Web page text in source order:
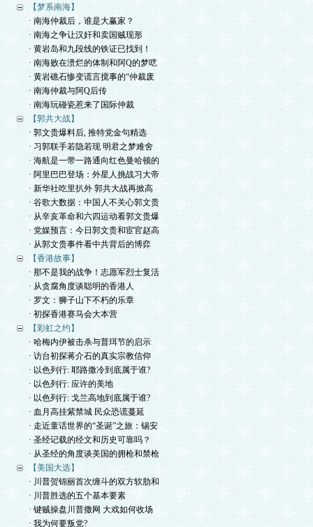
【梦系南海】
· 南海仲裁后，谁是大赢家？
· 南海之争让汉奸和卖国贼现形
· 黄岩岛和九段线的铁证已找到！
· 南海败在溃烂的体制和阿Q的梦呓
· 黄岩礁石惨变谎言搅事的“仲裁废
· 南海仲裁与阿Q后传
· 南海玩碰瓷惹来了国际仲裁
【郭共大战】
· 郭文贵爆料后, 推特党金句精选
· 习郭联手若隐若现 明君之梦难舍
· 海航是一带一路通向红色曼哈顿的
· 阿里巴巴登场：外星人挑战习大帝
· 新华社吃里扒外 郭共大战再掀高
· 谷歌大数据：中国人不关心郭文贵
· 从辛亥革命和六四运动看郭文贵爆
· 党媒预言：今日郭文贵和宦官赵高
· 从郭文贵事件看中共背后的博弈
【香港故事】
· 那不是我的战争！志愿军烈士复活
· 从贪腐角度谈聪明的香港人
· 罗文：狮子山下不朽的乐章
· 初探香港赛马会大本营
【彩虹之约】
· 哈梅内伊被击杀与普珥节的启示
· 访台初探蒋介石的真实宗教信仰
· 以色列行: 耶路撒冷到底属于谁?
· 以色列行: 应许的美地
· 以色列行: 戈兰高地到底属于谁?
· 血月高挂紫禁城 民众恐谎蔓延
· 走近童话世界的“圣诞”之旅：锡安
· 圣经记载的经文和历史可靠吗？
· 从圣经的角度谈美国的拥枪和禁枪
【美国大选】
· 川普贺锦丽首次缠斗的双方软肋和
· 川普胜选的五个基本要素
· 键贼操盘川普撒网 大戏如何收场
· 我为何要叛党?